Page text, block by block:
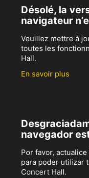
Désolé, la
navigateur
Veuillez mettre à
toutes les
Hall.
En savoir plus
navegador
Por favor,
para poder utilizar
Concert Hall.